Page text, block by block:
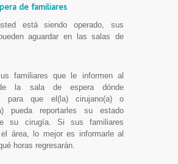
de familiares
está siendo operado, sus
aguardar en las salas de
familiares que le informen al
la sala de espera dónde
para que el(la) cirujano(a) o
pueda reportarles su estado
su cirugía. Si sus familiares
el área, lo mejor es informarle al
horas regresarán.